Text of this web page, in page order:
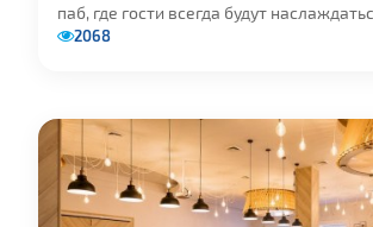
паб, где гости всегда будут
2068